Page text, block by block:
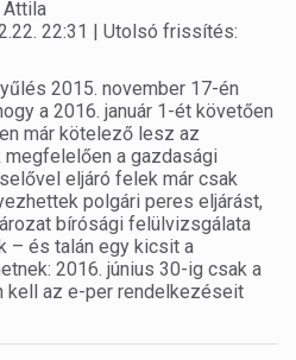
Attila
22:31 | Utolsó frissítés:
2015. november 17-én
a 2016. január 1-ét követően
már kötelező lesz az
megfelelően a gazdasági
eljáró felek már csak
polgári peres eljárást,
bírósági felülvizsgálata
– és talán egy kicsit a
2016. június 30-ig csak a
kell az e-per rendelkezéseit